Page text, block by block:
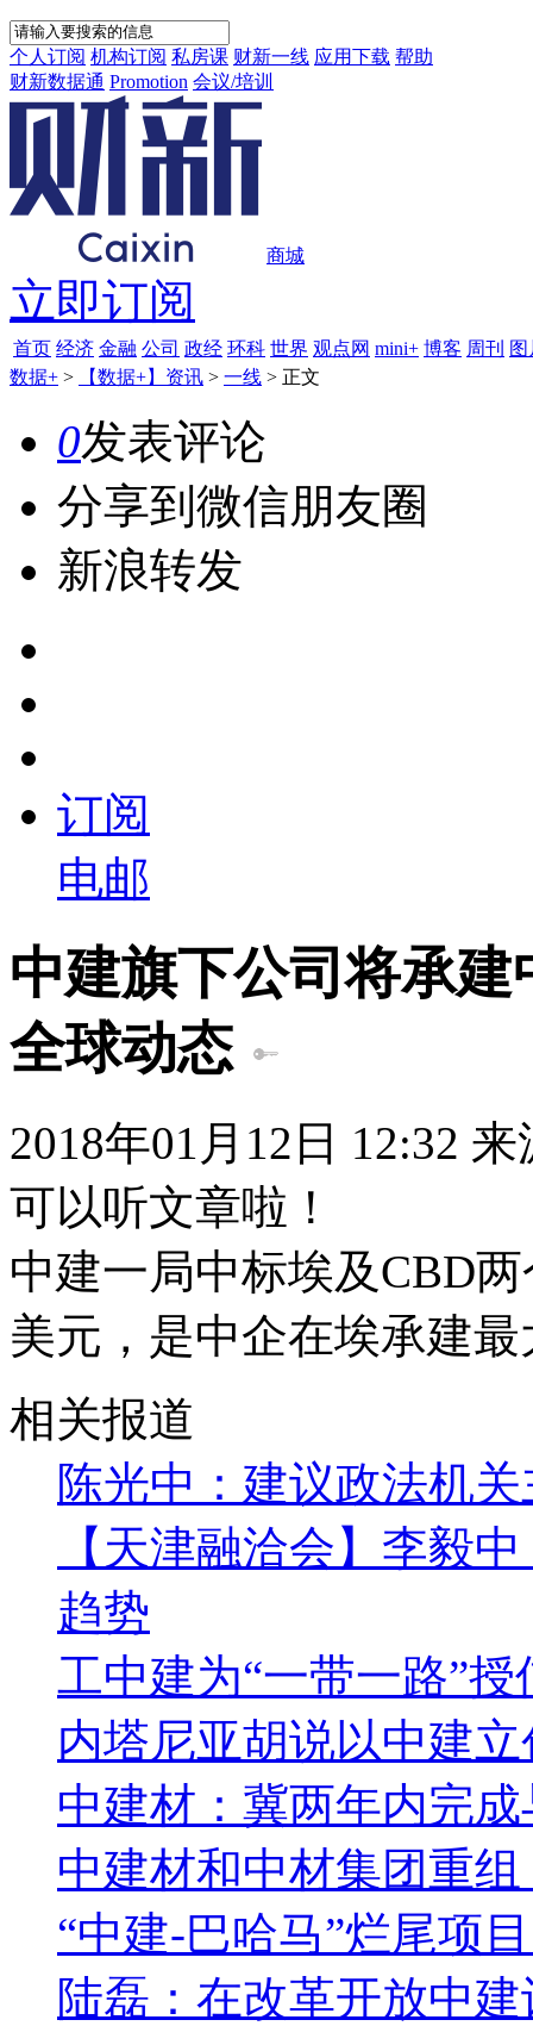
个人订阅 机构订阅 私房课 财新一线 应用下载 帮助
财新数据通 Promotion 会议/培训
商城
立即订阅
首页 经济 金融 公司 政经 环科 世界 观点网 mini+ 博客 周刊 图
数据+ > 【数据+】资讯 > 一线 > 正文
0发表评论
分享到微信朋友圈
新浪转发
订阅
电邮
中建旗下公司将承
全球动态
2018年01月12日 12:32
可以听文章啦！
中建一局中标埃及CBD
美元，是中企在埃承建最
相关报道
陈光中：建议政法机
【天津融洽会】李毅
趋势
工中建为“一带一路”
内塔尼亚胡说以中建
中建材：冀两年内完
中建材和中材集团重
“中建-巴哈马”烂尾项
陆磊：在改革开放中